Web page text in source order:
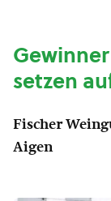
setzen
Fischer
Aigen